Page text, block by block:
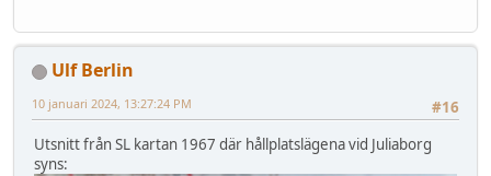
Ulf Berlin
#16
10 januari 2024, 13:27:24 PM
Utsnitt från SL kartan 1967 där hållplatslägena vid Juliaborg
syns: